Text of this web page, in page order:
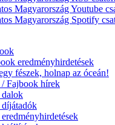
eredményhirdetések
fészek, holnap az óceán!
Fajbook hírek